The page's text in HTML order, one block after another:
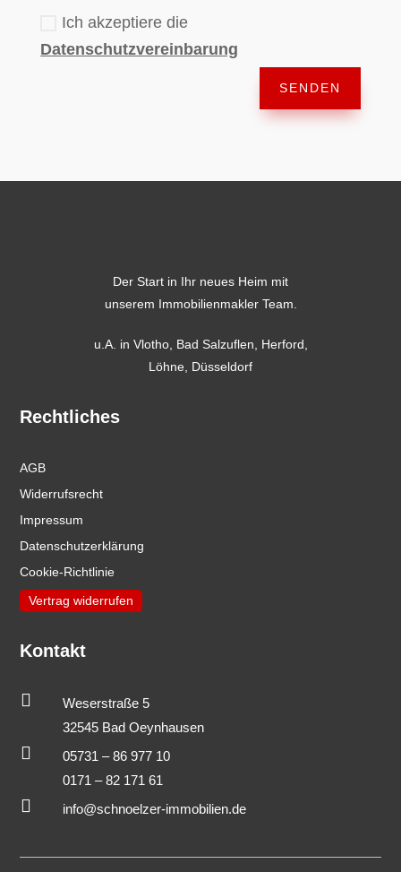
Ich akzeptiere die
Datenschutzvereinbarung
SENDEN
Der Start in Ihr neues Heim mit
unserem Immobilienmakler Team.
u.A. in Vlotho, Bad Salzuflen, Herford,
Löhne, Düsseldorf
Rechtliches
AGB
Widerrufsrecht
Impressum
Datenschutzerklärung
Cookie-Richtlinie
Vertrag widerrufen
Kontakt

Weserstraße 5
32545 Bad Oeynhausen

05731 – 86 977 10
0171 – 82 171 61
 info@schnoelzer-immobilien.de